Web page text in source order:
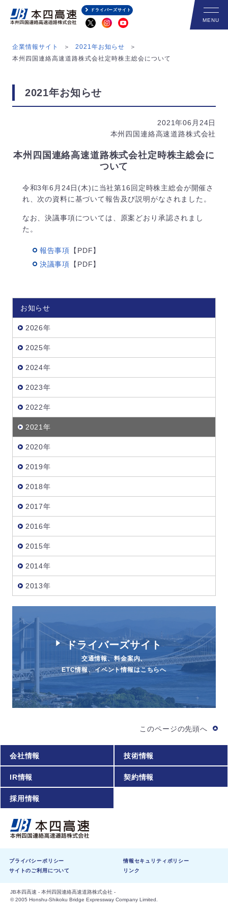
ドライバーズサイト
企業情報サイト
2021年お知らせ
本州四国連絡高速道路株式会社定時株主総会について
2021年お知らせ
2021年06月24日
本州四国連絡高速道路株式会社
本州四国連絡高速道路株式会社定時株主総会に
ついて
令和3年6月24日(木)に当社第16回定時株主総会が開催さ
れ、次の資料に基づいて報告及び説明がなされました。
なお、決議事項については、原案どおり承認されまし
た。
報告事項 【PDF】
決議事項 【PDF】
お知らせ
2026年
2025年
2024年
2023年
2022年
2021年
2020年
2019年
2018年
2017年
2016年
2015年
2014年
2013年
ドライバーズサイト
交通情報、料金案内、
ETC情報、イベント情報はこちらへ
このページの先頭へ
会社情報 技術情報
IR情報 契約情報
採用情報
プライバシーポリシー
情報セキュリティポリシー
サイトのご利用について
リンク
JB本四高速 - 本州四国連絡高速道路株式会社 -
© 2005 Honshu-Shikoku Bridge Expressway Company Limited.